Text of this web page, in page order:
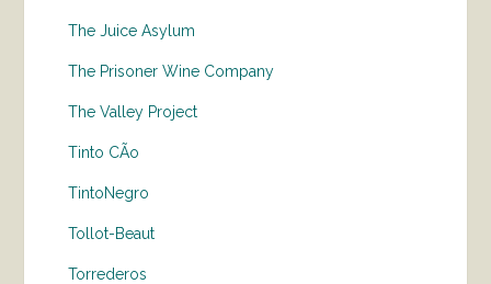
The Juice Asylum
The Prisoner Wine Company
The Valley Project
Tinto CÃo
TintoNegro
Tollot-Beaut
Torrederos